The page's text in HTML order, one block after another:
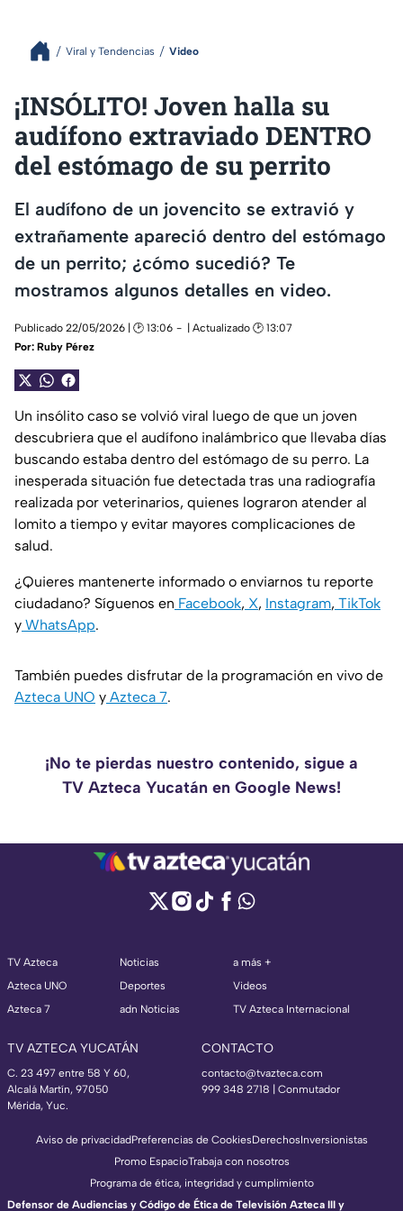
Viral y Tendencias Video
¡INSÓLITO! Joven halla su
audífono extraviado DENTRO
del estómago de su perrito
El audífono de un jovencito se extravió y
extrañamente apareció dentro del estómago
de un perrito; ¿cómo sucedió? Te
mostramos algunos detalles en video.
Publicado 22/05/2026 | 🕑 13:06
| Actualizado 🕑 13:07
Por: Ruby Pérez
Un insólito caso se volvió viral luego de que un joven
descubriera que el audífono inalámbrico que llevaba días
buscando estaba dentro del estómago de su perro. La
inesperada situación fue detectada tras una radiografía
realizada por veterinarios, quienes lograron atender al
lomito a tiempo y evitar mayores complicaciones de
salud.
¿Quieres mantenerte informado o enviarnos tu reporte
ciudadano? Síguenos en Facebook, X, Instagram, TikTok
y WhatsApp.
También puedes disfrutar de la programación en vivo de
Azteca UNO y Azteca 7.
¡No te pierdas nuestro contenido, sigue a
TV Azteca Yucatán en Google News!
TV Azteca
Azteca UNO
Azteca 7
Noticias
Deportes
adn Noticias
a más +
Videos
TV Azteca Internacional
TV AZTECA YUCATÁN
C. 23 497 entre 58 Y 60,
Alcalá Martín, 97050
Mérida, Yuc.
CONTACTO
contacto@tvazteca.com
999 348 2718 | Conmutador
Aviso de privacidadPreferencias de CookiesDerechosInversionistas
Promo EspacioTrabaja con nosotros
Programa de ética, integridad y cumplimiento
Defensor de Audiencias y Código de Ética de Televisión Azteca III y